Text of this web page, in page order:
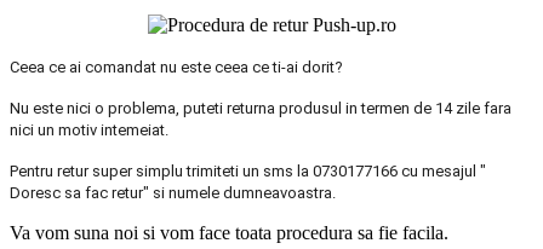
Ceea ce ai comandat nu este ceea ce ti-ai dorit?
Nu este nici o problema, puteti returna produsul in termen de 14 zile fara
nici un motiv intemeiat.
Pentru retur super simplu trimiteti un sms la 0730177166 cu mesajul "
Doresc sa fac retur" si numele dumneavoastra.
Va vom suna noi si vom face toata procedura sa fie facila.